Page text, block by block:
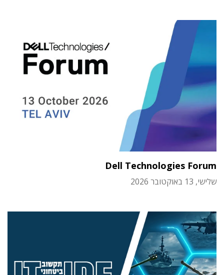
Dell Technologies Forum
שלישי, 13 באוקטובר 2026